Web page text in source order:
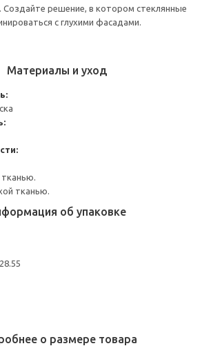
решение, в котором стеклянные
с глухими фасадами.
Материалы и уход
тканью.
об упаковке
о размере товара